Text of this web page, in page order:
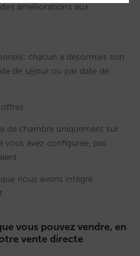
améliorations aux
chacun a désormais son
de séjour ou par date de
de chambre uniquement sur
vous avez configurée, pas
que nous avons intégré
vous pouvez vendre, en
vente directe